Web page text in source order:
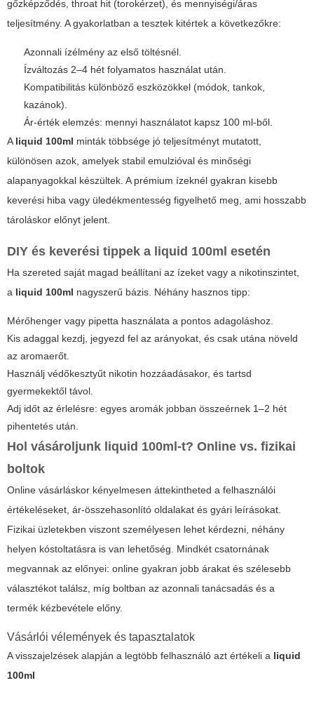
gőzképződés, throat hit (torokérzet), és mennyiségi/áras
teljesítmény. A gyakorlatban a tesztek kitértek a következőkre:
Azonnali ízélmény az első töltésnél.
Ízváltozás 2–4 hét folyamatos használat után.
Kompatibilitás különböző eszközökkel (módok, tankok,
kazánok).
Ár-érték elemzés: mennyi használatot kapsz 100 ml-ből.
A liquid 100ml minták többsége jó teljesítményt mutatott,
különösen azok, amelyek stabil emulzióval és minőségi
alapanyagokkal készültek. A prémium ízeknél gyakran kisebb
keverési hiba vagy üledékmentesség figyelhető meg, ami hosszabb
tároláskor előnyt jelent.
DIY és keverési tippek a liquid 100ml esetén
Ha szereted saját magad beállítani az ízeket vagy a nikotinszintet,
a liquid 100ml nagyszerű bázis. Néhány hasznos tipp:
Mérőhenger vagy pipetta használata a pontos adagoláshoz.
Kis adaggal kezdj, jegyezd fel az arányokat, és csak utána növeld
az aromaerőt.
Használj védőkesztyűt nikotin hozzáadásakor, és tartsd
gyermekektől távol.
Adj időt az érlelésre: egyes aromák jobban összeérnek 1–2 hét
pihentetés után.
Hol vásároljunk liquid 100ml-t? Online vs. fizikai
boltok
Online vásárláskor kényelmesen áttekintheted a felhasználói
értékeléseket, ár-összehasonlító oldalakat és gyári leírásokat.
Fizikai üzletekben viszont személyesen lehet kérdezni, néhány
helyen kóstoltatásra is van lehetőség. Mindkét csatornának
megvannak az előnyei: online gyakran jobb árakat és szélesebb
választékot találsz, míg boltban az azonnali tanácsadás és a
termék kézbevétele előny.
Vásárlói vélemények és tapasztalatok
A visszajelzések alapján a legtöbb felhasználó azt értékeli a liquid
100ml